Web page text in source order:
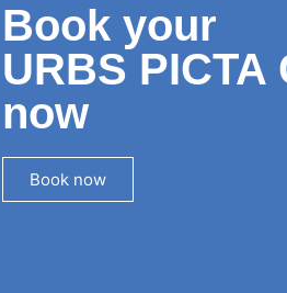
Book your
URBS PICTA
now
Book now